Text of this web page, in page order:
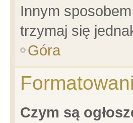
Innym
trzymaj się
Góra
Czym są